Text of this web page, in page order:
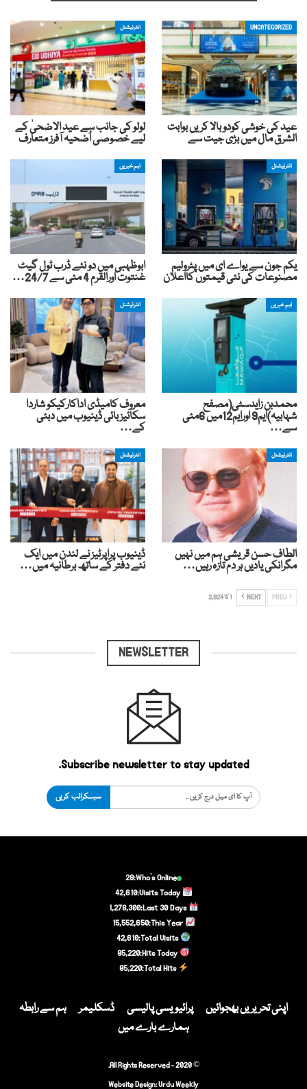
UNCATEGORIZED
عید کی خوشی کودوبالا کریں بوابت
الشرق مال میں بڑی جیت سے
انٹرنیشنل
لولو کی جانب سے عید الاضحیٰ کے
لیے خصوصی اُضحیہ آفرز متعارف
انٹرنیشنل
یکم جون سے یواے ای میں پٹرولیم
مصنوعات کی نئی قیمتوں کااعلان
اہم خبریں
ابوظہبی میں دو نئے ڈرب ٹول گیٹ
غنتوت اورالقرم 4 مئی سے 24/7…
اہم خبریں
محمدبن زایدسٹی(مصفح
شہابیہ)ایم9 اورایم12میں 6مئی
سے…
انٹرنیشنل
معروف کامیڈی اداکارکیکو شاردا
سکائیز بائی ڈینیوب میں دبئی
کے…
انٹرنیشنل
الطاف حسن قریشی ہم میں نہیں
مگرانکی یادیں ہر دم تازہ رہیں…
انٹرنیشنل
ڈینیوب پراپرٹیز نے لندن میں ایک
نئے دفتر کے ساتھ برطانیہ میں…
NEXT 1 کا 2,824
NEWSLETTER
Subscribe newsletter to stay updated.
سبسکرائب کریں
Who's Online:
28
Visits Today:
42,610
Last 30 Days:
1,278,300
This Year:
15,552,650
Total Visits:
42,610
Hits Today:
85,220
Total Hits:
85,220
اپنی تحریریں بھجوائیں پرائیویسی پالیسی ڈسکلیمر
ہم سے رابطہ
ہمارے بارے میں
© 2020 - All Rights Reserved.
Website Design:Urdu Weekly